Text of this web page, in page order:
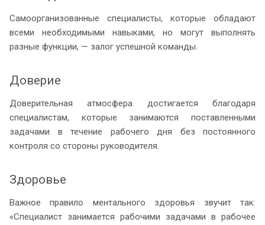
Самоорганизованные специалисты, которые обладают
всеми необходимыми навыками, но могут выполнять
разные функции, — залог успешной команды.
Доверие
Доверительная атмосфера достигается благодаря
специалистам, которые занимаются поставленными
задачами в течение рабочего дня без постоянного
контроля со стороны руководителя.
Здоровье
Важное правило ментального здоровья звучит так:
«Специалист занимается рабочими задачами в рабочее